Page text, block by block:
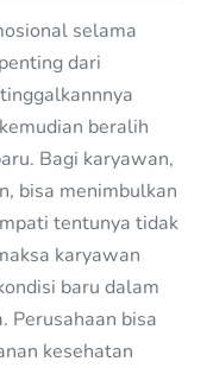
selama
dari
beralih
Bagi karyawan,
bisa menimbulkan
tentunya tidak
karyawan
baru dalam
Perusahaan bisa
kesehatan